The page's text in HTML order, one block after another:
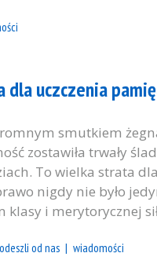
dla uczczenia
smutkiem
zostawiła trwały
To wielka strata
nigdy nie było
klasy i merytorycznej
odeszli od nas wiadomości